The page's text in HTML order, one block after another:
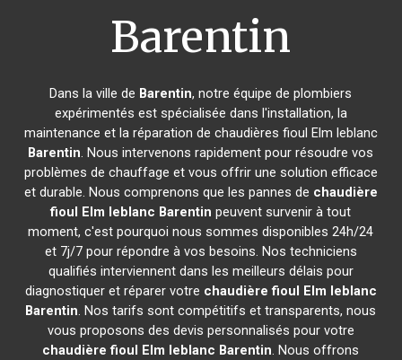
Barentin
Dans la ville de Barentin, notre équipe de plombiers
expérimentés est spécialisée dans l'installation, la
maintenance et la réparation de chaudières fioul Elm leblanc
Barentin. Nous intervenons rapidement pour résoudre vos
problèmes de chauffage et vous offrir une solution efficace
et durable. Nous comprenons que les pannes de chaudière
fioul Elm leblanc Barentin peuvent survenir à tout
moment, c'est pourquoi nous sommes disponibles 24h/24
et 7j/7 pour répondre à vos besoins. Nos techniciens
qualifiés interviennent dans les meilleurs délais pour
diagnostiquer et réparer votre chaudière fioul Elm leblanc
Barentin. Nos tarifs sont compétitifs et transparents, nous
vous proposons des devis personnalisés pour votre
chaudière fioul Elm leblanc Barentin. Nous offrons